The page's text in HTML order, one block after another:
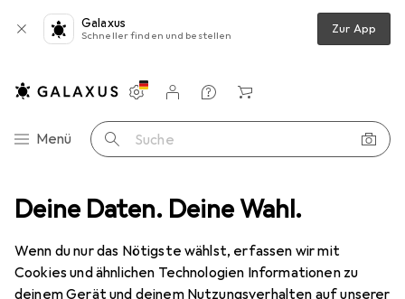
Deine Daten. Deine Wahl.
Wenn du nur das Nötigste wählst, erfassen wir mit
Cookies und ähnlichen Technologien Informationen zu
deinem Gerät und deinem Nutzungsverhalten auf unserer
Galaxus
Schneller finden und bestellen Zur App
Navigation nach Kategorien
Menü Suche
Einstellungen
Kundenkonto
Vergleichslisten
Merklisten
Warenkorb
Outdoorbekleidung Sportshirt Erima T-shirt Squad Damen 40
11 Bilder